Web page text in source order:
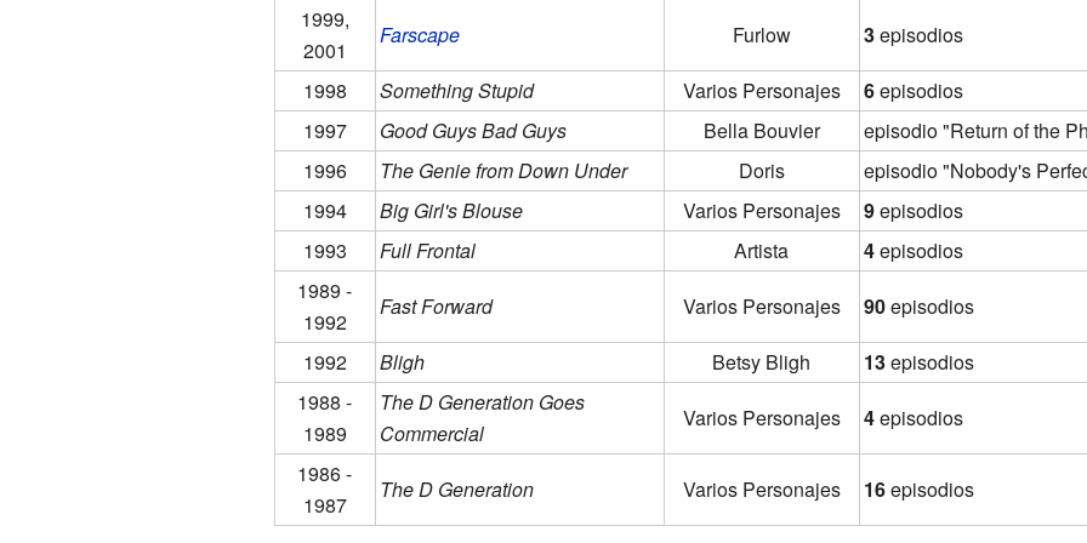
1999,
2001
Farscape Furlow 3episodios
1998
Something Stupid Varios Personajes 6episodios
1997
Good Guys Bad Guys Bella Bouvier
episodio "Return of the
1996
The Genie from Down Under Doris
episodio "Nobody's
1994
Big Girl's Blouse Varios Personajes 9episodios
1993
Full Frontal Artista 4episodios
1989 -
1992
Fast Forward Varios Personajes 90episodios
1992
Bligh Betsy Bligh 13episodios
1988 -
1989
The D Generation Goes
Commercial
Varios Personajes 4episodios
1986 -
1987
The D Generation Varios Personajes 16episodios